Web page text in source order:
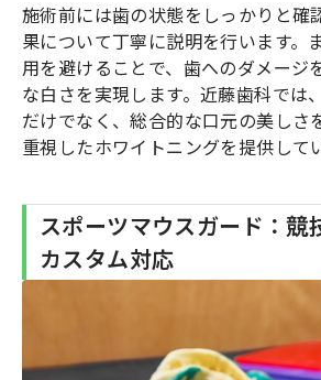
施術前には歯の状態をしっかりと確
果について丁寧に説明を行います。
用を避けることで、歯へのダメージ
な白さを実現します。近藤歯科では
だけでなく、総合的な口元の美しさ
重視したホワイトニングを提供して
スポーツマウスガード：競
カスタム対応